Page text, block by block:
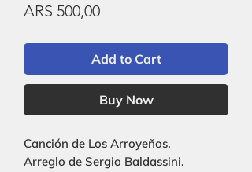
ARS 500,00Price
Add to Cart
Buy Now
Canción de Los Arroyeños.
Arreglo de Sergio Baldassini.